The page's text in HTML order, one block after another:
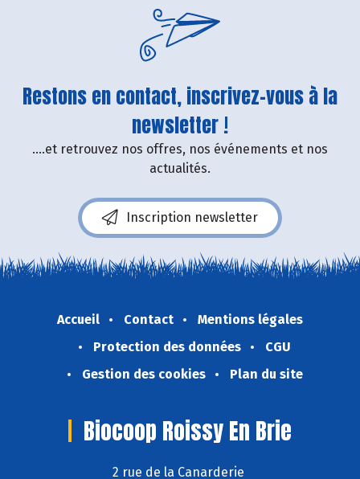
Restons en contact, inscrivez-vous à la
newsletter !
....et retrouvez nos offres, nos événements et nos
actualités.
Inscription newsletter
Accueil Contact
Mentions légales
Protection des données
CGU
Gestion des cookies
Plan du site
Biocoop Roissy En Brie
2 rue de la Canarderie